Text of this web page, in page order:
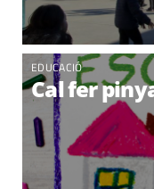
EDUCACIÓ
Cal fer